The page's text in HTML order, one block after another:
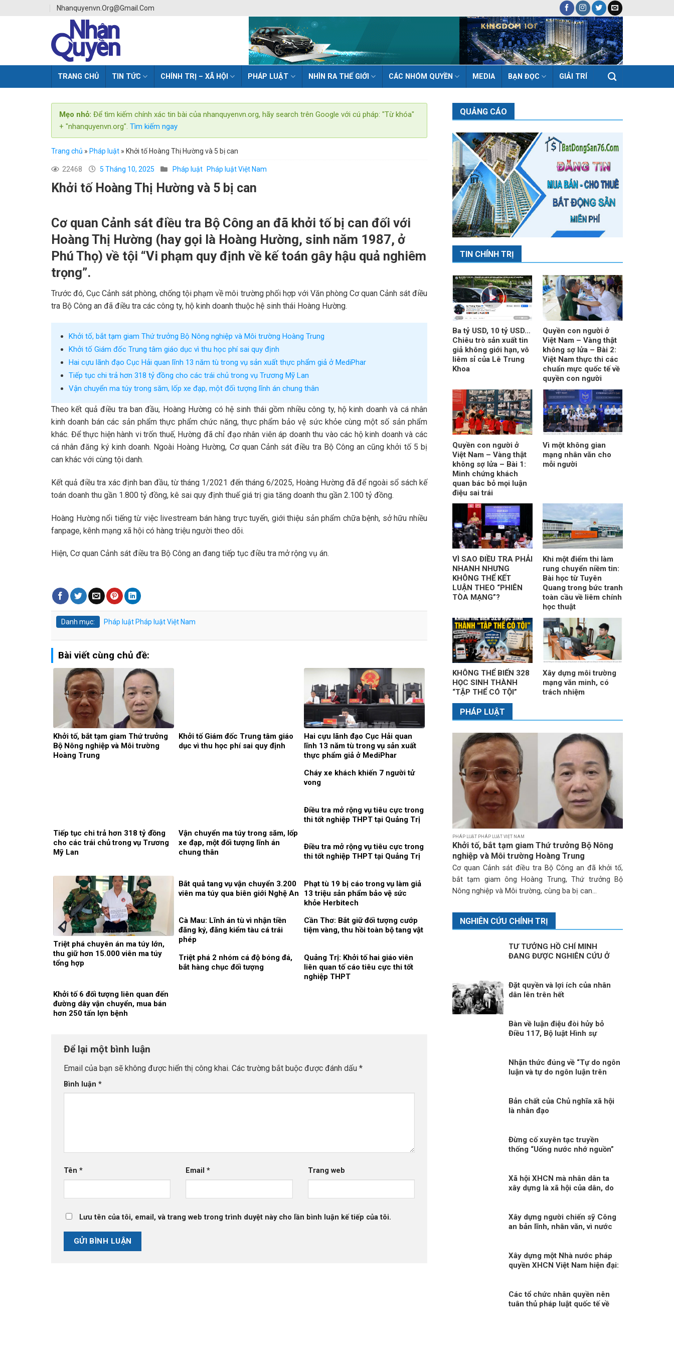
Nhanquyenvn.org@gmail.com
TRANG CHỦ TIN TỨC CHÍNH TRỊ – XÃ HỘI PHÁP LUẬT NHÌN RA THẾ GIỚI CÁC NHÓM QUYỀN MEDIA BẠN ĐỌC GIẢI TRÍ
Mẹo nhỏ: Để tìm kiếm chính xác tin bài của nhanquyenvn.org, hãy search trên Google với cú pháp: "Từ khóa"
+ "nhanquyenvn.org". Tìm kiếm ngay
Trang chủ » Pháp luật » Khởi tố Hoàng Thị Hường và 5 bị can
22468 5 Tháng 10, 2025 Pháp luật Pháp luật Việt Nam
Khởi tố Hoàng Thị Hường và 5 bị can
Cơ quan Cảnh sát điều tra Bộ Công an đã khởi tố bị can đối với
Hoàng Thị Hường (hay gọi là Hoàng Hường, sinh năm 1987, ở
Phú Thọ) về tội “Vi phạm quy định về kế toán gây hậu quả nghiêm
trọng”.
Trước đó, Cục Cảnh sát phòng, chống tội phạm về môi trường phối hợp với Văn phòng Cơ quan Cảnh sát điều
tra Bộ Công an đã điều tra các công ty, hộ kinh doanh thuộc hệ sinh thái Hoàng Hường.
Khởi tố, bắt tạm giam Thứ trưởng Bộ Nông nghiệp và Môi trường Hoàng Trung
Khởi tố Giám đốc Trung tâm giáo dục vì thu học phí sai quy định
Hai cựu lãnh đạo Cục Hải quan lĩnh 13 năm tù trong vụ sản xuất thực phẩm giả ở MediPhar
Tiếp tục chi trả hơn 318 tỷ đồng cho các trái chủ trong vụ Trương Mỹ Lan
Vận chuyển ma túy trong săm, lốp xe đạp, một đối tượng lĩnh án chung thân
Theo kết quả điều tra ban đầu, Hoàng Hường có hệ sinh thái gồm nhiều công ty, hộ kinh doanh và cá nhân
kinh doanh bán các sản phẩm thực phẩm chức năng, thực phẩm bảo vệ sức khỏe cùng một số sản phẩm
khác. Để thực hiện hành vi trốn thuế, Hường đã chỉ đạo nhân viên áp doanh thu vào các hộ kinh doanh và các
cá nhân đăng ký kinh doanh. Ngoài Hoàng Hường, Cơ quan Cảnh sát điều tra Bộ Công an cũng khởi tố 5 bị
can khác với cùng tội danh.
Kết quả điều tra xác định ban đầu, từ tháng 1/2021 đến tháng 6/2025, Hoàng Hường đã để ngoài sổ sách kế
toán doanh thu gần 1.800 tỷ đồng, kê sai quy định thuế giá trị gia tăng doanh thu gần 2.100 tỷ đồng.
Hoàng Hường nổi tiếng từ việc livestream bán hàng trực tuyến, giới thiệu sản phẩm chữa bệnh, sở hữu nhiều
fanpage, kênh mạng xã hội có hàng triệu người theo dõi.
Hiện, Cơ quan Cảnh sát điều tra Bộ Công an đang tiếp tục điều tra mở rộng vụ án.
Danh mục: Pháp luật Pháp luật Việt Nam
Bài viết cùng chủ đề:
Khởi tố, bắt tạm giam Thứ trưởng
Bộ Nông nghiệp và Môi trường
Hoàng Trung
Khởi tố Giám đốc Trung tâm giáo
dục vì thu học phí sai quy định
Hai cựu lãnh đạo Cục Hải quan
lĩnh 13 năm tù trong vụ sản xuất
thực phẩm giả ở MediPhar
Tiếp tục chi trả hơn 318 tỷ đồng
cho các trái chủ trong vụ Trương
Mỹ Lan
Vận chuyển ma túy trong săm, lốp
xe đạp, một đối tượng lĩnh án
chung thân
Cháy xe khách khiến 7 người tử
vong​
Điều tra mở rộng vụ tiêu cực trong
thi tốt nghiệp THPT tại Quảng Trị
Điều tra mở rộng vụ tiêu cực trong
thi tốt nghiệp THPT tại Quảng Trị
Triệt phá chuyên án ma túy lớn,
thu giữ hơn 15.000 viên ma túy
tổng hợp
Bắt quả tang vụ vận chuyển 3.200
viên ma túy qua biên giới Nghệ An
Phạt tù 19 bị cáo trong vụ làm giả
13 triệu sản phẩm bảo vệ sức
khỏe Herbitech
Cà Mau: Lĩnh án tù vì nhận tiền
đăng ký, đăng kiểm tàu cá trái
phép
Cần Thơ: Bắt giữ đối tượng cướp
tiệm vàng, thu hồi toàn bộ tang vật
Triệt phá 2 nhóm cá độ bóng đá,
bắt hàng chục đối tượng
Quảng Trị: Khởi tố hai giáo viên
liên quan tố cáo tiêu cực thi tốt
nghiệp THPT
Khởi tố 6 đối tượng liên quan đến
đường dây vận chuyển, mua bán
hơn 250 tấn lợn bệnh
Để lại một bình luận
Email của bạn sẽ không được hiển thị công khai. Các trường bắt buộc được đánh dấu *
Bình luận *
Tên * Email* Trang web
Lưu tên của tôi, email, và trang web trong trình duyệt này cho lần bình luận kế tiếp của tôi.
QUẢNG CÁO
TIN CHÍNH TRỊ
Ba tỷ USD, 10 tỷ USD…
Chiêu trò sản xuất tin
giả không giới hạn, vô
liêm sỉ của Lê Trung
Khoa
Quyền con người ở
Việt Nam – Vàng thật
không sợ lửa – Bài 2:
Việt Nam thực thi các
chuẩn mực quốc tế về
quyền con người
Quyền con người ở
Việt Nam – Vàng thật
không sợ lửa – Bài 1:
Minh chứng khách
quan bác bỏ mọi luận
điệu sai trái
Vì một không gian
mạng nhân văn cho
mỗi người
VÌ SAO ĐIỀU TRA PHẢI
NHANH NHƯNG
KHÔNG THỂ KẾT
LUẬN THEO “PHIÊN
TÒA MẠNG”?
Khi một điểm thi làm
rung chuyển niềm tin:
Bài học từ Tuyên
Quang trong bức tranh
toàn cầu về liêm chính
học thuật
KHÔNG THỂ BIẾN 328
HỌC SINH THÀNH
“TẬP THỂ CÓ TỘI”
Xây dựng môi trường
mạng văn minh, có
trách nhiệm
PHÁP LUẬT
PHÁP LUẬT PHÁP LUẬT VIỆT NAM
Khởi tố, bắt tạm giam Thứ trưởng Bộ Nông
nghiệp và Môi trường Hoàng Trung
Cơ quan Cảnh sát điều tra Bộ Công an đã khởi tố,
bắt tạm giam ông Hoàng Trung, Thứ trưởng Bộ
Nông nghiệp và Môi trường, cùng ba bị can...
NGHIÊN CỨU CHÍNH TRỊ
TƯ TƯỞNG HỒ CHÍ MINH
ĐANG ĐƯỢC NGHIÊN CỨU Ở
Đặt quyền và lợi ích của nhân
dân lên trên hết
Bàn về luận điệu đòi hủy bỏ
Điều 117, Bộ luật Hình sự
Nhận thức đúng về “Tự do ngôn
luận và tự do ngôn luận trên
Bản chất của Chủ nghĩa xã hội
là nhân đạo
Đừng cố xuyên tạc truyền
thống “Uống nước nhớ nguồn”
Xã hội XHCN mà nhân dân ta
xây dựng là xã hội của dân, do
Xây dựng người chiến sỹ Công
an bản lĩnh, nhân văn, vì nước
Xây dựng một Nhà nước pháp
quyền XHCN Việt Nam hiện đại:
Các tổ chức nhân quyền nên
tuân thủ pháp luật quốc tế về